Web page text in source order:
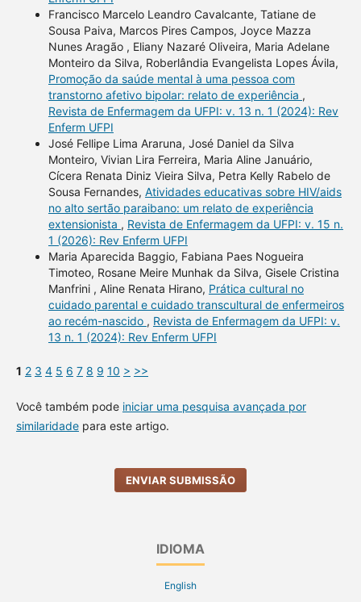
Francisco Marcelo Leandro Cavalcante, Tatiane de
Sousa Paiva, Marcos Pires Campos, Joyce Mazza
Nunes Aragão , Eliany Nazaré Oliveira, Maria Adelane
Monteiro da Silva, Roberlândia Evangelista Lopes Ávila,
Promoção da saúde mental à uma pessoa com
transtorno afetivo bipolar: relato de experiência ,
Revista de Enfermagem da UFPI: v. 13 n. 1 (2024): Rev
Enferm UFPI
José Fellipe Lima Araruna, José Daniel da Silva
Monteiro, Vivian Lira Ferreira, Maria Aline Januário,
Cícera Renata Diniz Vieira Silva, Petra Kelly Rabelo de
Sousa Fernandes, Atividades educativas sobre HIV/aids
no alto sertão paraibano: um relato de experiência
extensionista , Revista de Enfermagem da UFPI: v. 15 n.
1 (2026): Rev Enferm UFPI
Maria Aparecida Baggio, Fabiana Paes Nogueira
Timoteo, Rosane Meire Munhak da Silva, Gisele Cristina
Manfrini , Aline Renata Hirano, Prática cultural no
cuidado parental e cuidado transcultural de enfermeiros
ao recém-nascido , Revista de Enfermagem da UFPI: v.
13 n. 1 (2024): Rev Enferm UFPI
1 2 3 4 5 6 7 8 9 10 > >>
Você também pode iniciar uma pesquisa avançada por
similaridadepara este artigo.
ENVIAR SUBMISSÃO
IDIOMA
English